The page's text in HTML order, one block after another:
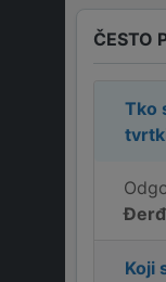
ČESTO
Tko
Koji